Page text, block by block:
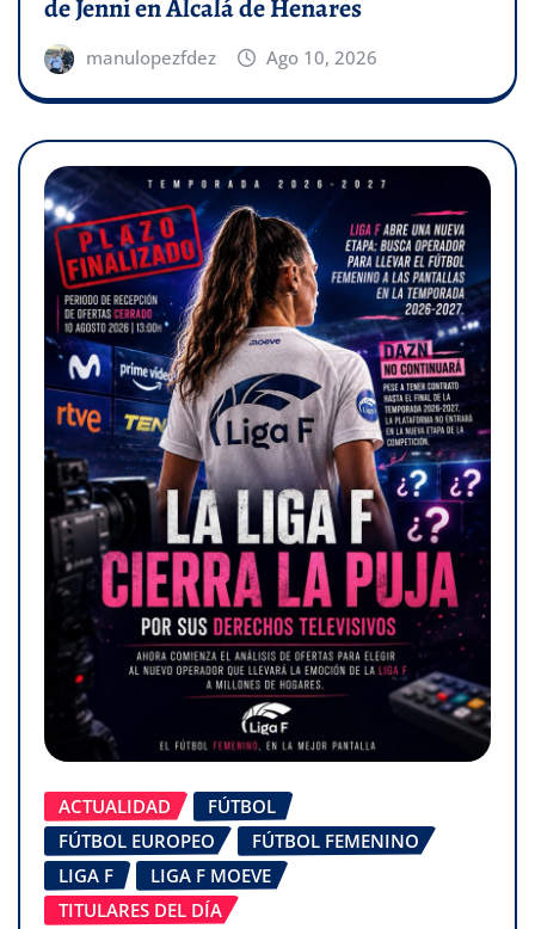
de Jenni en Alcalá de Henares
manulopezfdez Ago 10, 2026
ACTUALIDAD
FÚTBOL
FÚTBOL EUROPEO
FÚTBOL FEMENINO
LIGA F
LIGA F MOEVE
TITULARES DEL DÍA